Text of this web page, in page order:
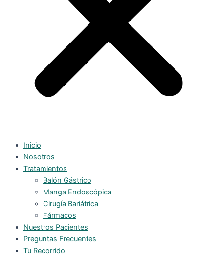
Inicio
Nosotros
Tratamientos
Balón Gástrico
Manga Endoscópica
Cirugía Bariátrica
Fármacos
Nuestros Pacientes
Preguntas Frecuentes
Tu Recorrido